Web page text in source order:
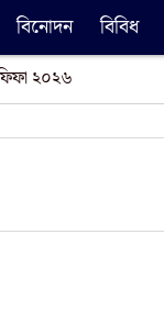
বিনোদন বিবিধ
২০২৬